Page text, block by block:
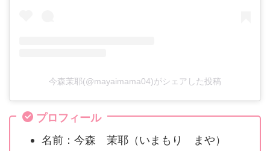
今森茉耶(@mayaimama04)がシェアした投稿
プロフィール
名前：今森 茉耶（いまもり まや）